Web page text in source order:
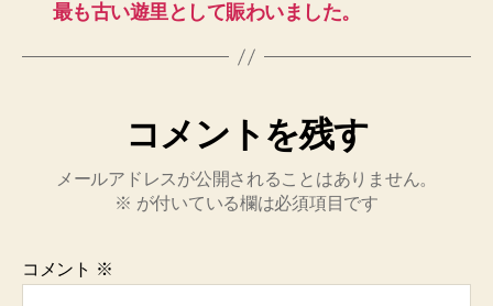
最も古い遊里として賑わいました。
コメントを残す
メールアドレスが公開されることはありません。
※ が付いている欄は必須項目です
コメント ※